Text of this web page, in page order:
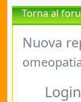
Torna al
Nuova
Login